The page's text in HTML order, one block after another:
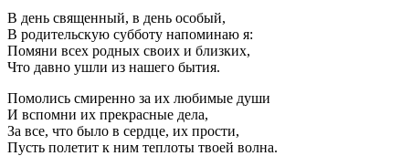
В день священный, в день особый,
В родительскую субботу напоминаю я:
Помяни всех родных своих и близких,
Что давно ушли из нашего бытия.
Помолись смиренно за их любимые души
И вспомни их прекрасные дела,
За все, что было в сердце, их прости,
Пусть полетит к ним теплоты твоей волна.